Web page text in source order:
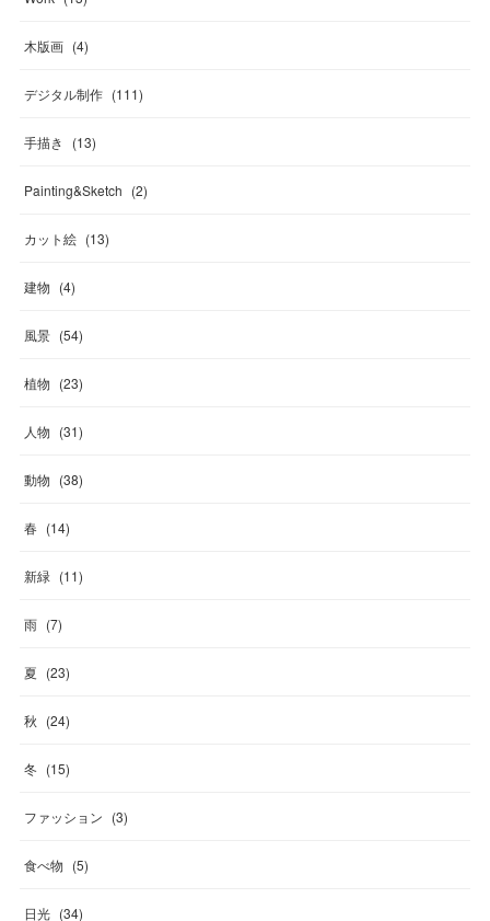
木版画 (4)
デジタル制作 (111)
手描き (13)
Painting&Sketch (2)
カット絵 (13)
建物 (4)
風景 (54)
植物 (23)
人物 (31)
動物 (38)
春 (14)
新緑 (11)
雨 (7)
夏 (23)
秋 (24)
冬 (15)
ファッション (3)
食べ物 (5)
日光 (34)